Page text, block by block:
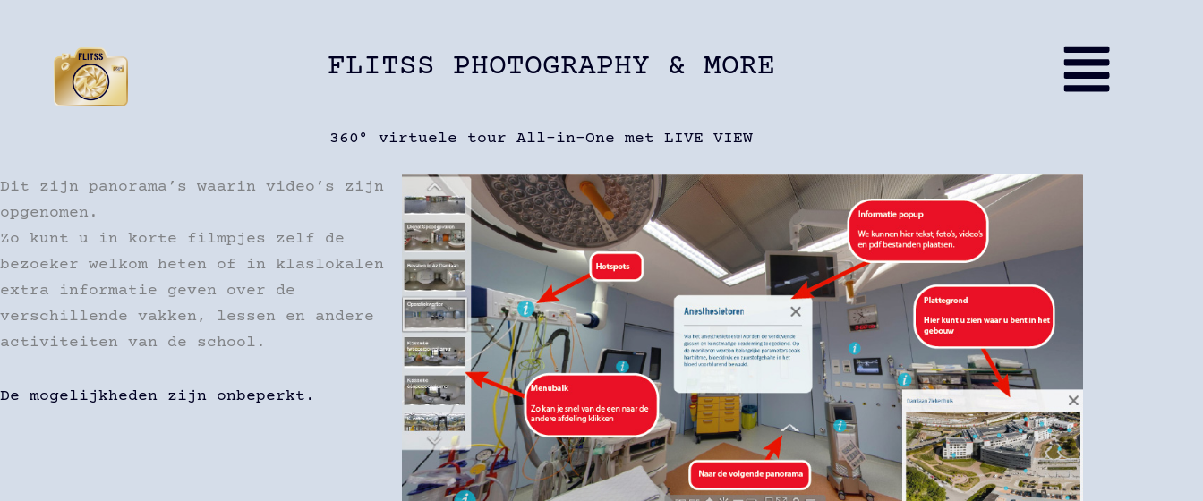
inhoud
FLITSS PHOTOGRAPHY & MORE
360° virtuele tour All-in-One met LIVE VIEW
Dit zijn panorama’s waarin video’s zijn
opgenomen.
Zo kunt u in korte filmpjes zelf de
bezoeker welkom heten of in klaslokalen
extra informatie geven over de
verschillende vakken, lessen en andere
activiteiten van de school.
De mogelijkheden zijn onbeperkt.